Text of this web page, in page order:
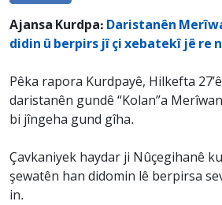
Ajansa Kurdpa: Daristanên
didin û berpirs jî çi xebatekî jê re
Pêka rapora Kurdpayê, Hilkefta
daristanên gundê “Kolan”a
bi jîngeha gund gîha.
Çavkaniyek haydar ji Nûçegihanê
şewatên han didomin lê berpirsa
in.